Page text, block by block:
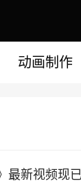
动画制作
最新视频现已